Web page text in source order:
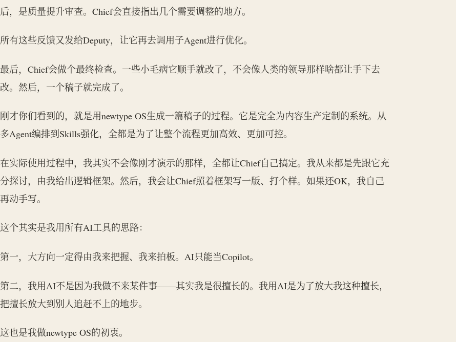
后，是质量提升审查。Chief会直接指出几个需要调整的地方。
所有这些反馈又发给Deputy，让它再去调用子Agent进行优化。
最后，Chief会做个最终检查。一些小毛病它顺手就改了，不会像人类的领导那样啥都让手下去
改。然后，一个稿子就完成了。
刚才你们看到的，就是用newtype OS生成一篇稿子的过程。它是完全为内容生产定制的系统。从
多Agent编排到Skills强化，全都是为了让整个流程更加高效、更加可控。
在实际使用过程中，我其实不会像刚才演示的那样，全都让Chief自己搞定。我从来都是先跟它充
分探讨，由我给出逻辑框架。然后，我会让Chief照着框架写一版、打个样。如果还OK，我自己
再动手写。
这个其实是我用所有AI工具的思路：
第一，大方向一定得由我来把握、我来拍板。AI只能当Copilot。
第二，我用AI不是因为我做不来某件事——其实我是很擅长的。我用AI是为了放大我这种擅长，
把擅长放大到别人追赶不上的地步。
这也是我做newtype OS的初衷。